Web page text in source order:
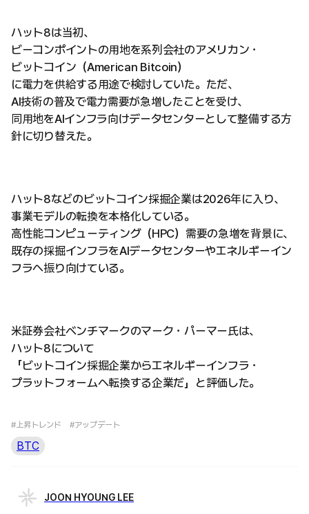
ハット8は当初、
ビーコンポイントの用地を系列会社のアメリカン・
ビットコイン（American Bitcoin）
に電力を供給する用途で検討していた。ただ、
AI技術の普及で電力需要が急増したことを受け、
同用地をAIインフラ向けデータセンターとして整備する方
針に切り替えた。
ハット8などのビットコイン採掘企業は2026年に入り、
事業モデルの転換を本格化している。
高性能コンピューティング（HPC）需要の急増を背景に、
既存の採掘インフラをAIデータセンターやエネルギーイン
フラへ振り向けている。
米証券会社ベンチマークのマーク・パーマー氏は、
ハット8について
「ビットコイン採掘企業からエネルギーインフラ・
プラットフォームへ転換する企業だ」と評価した。
#上昇トレンド #アップデート
BTC
JOON HYOUNG LEE